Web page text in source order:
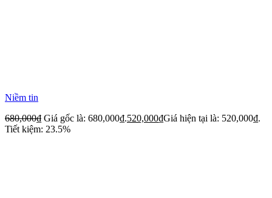
Niềm tin
680,000₫ Giá gốc là: 680,000₫.520,000₫Giá hiện tại là: 520,000₫.
Tiết kiệm: 23.5%